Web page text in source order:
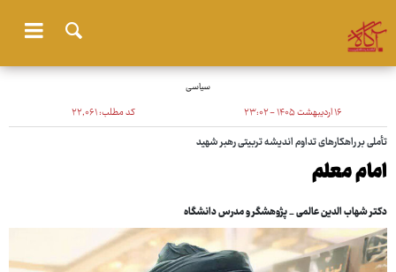
سیاسی
۱۶ اردیبهشت ۱۴۰۵ - ۲۳:۰۲ کد مطلب:۲۲٬۰۶۱
تأملی بر راهکارهای تداوم اندیشه تربیتی رهبر شهید
امام معلم
دکتر شهاب الدین عالمی _ پژوهشگر و مدرس دانشگاه